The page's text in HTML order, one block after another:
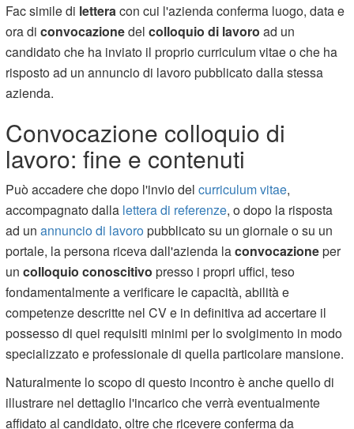
Fac simile di letteracon cui l'azienda conferma luogo, data e
ora diconvocazionedelcolloquio di lavoro ad un
candidato che ha inviato il proprio curriculum vitae o che ha
risposto ad un annuncio di lavoro pubblicato dalla stessa
azienda.
Convocazione colloquio di
lavoro: fine e contenuti
Può accadere che dopo l'invio delcurriculum vitae,
accompagnato dalla lettera di referenze, o dopo la risposta
ad unannuncio di lavoropubblicato su un giornale o su un
portale, la persona riceva dall'azienda laconvocazioneper
uncolloquio conoscitivo presso i propri uffici, teso
fondamentalmente a verificare le capacità, abilità e
competenze descritte nel CV e in definitiva ad accertare il
possesso di quei requisiti minimi per lo svolgimento in modo
specializzato e professionale di quella particolare mansione.
Naturalmente lo scopo di questo incontro è anche quello di
illustrare nel dettaglio l'incarico che verrà eventualmente
affidato al candidato, oltre che ricevere conferma da